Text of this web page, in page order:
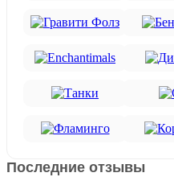
Последние отзывы